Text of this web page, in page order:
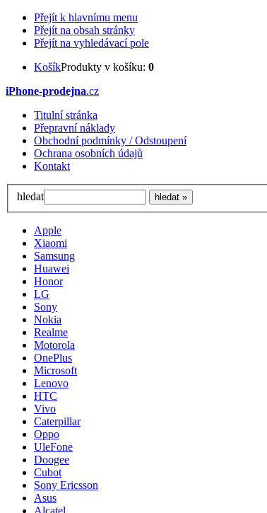
Přejít k hlavnímu menu
Přejít na obsah stránky
Přejít na vyhledávací pole
KošíkProdukty v košíku: 0
iPhone-prodejna.cz
Titulní stránka
Přepravní náklady
Obchodní podmínky / Odstoupení
Ochrana osobních údajů
Kontakt
hledat
Apple
Xiaomi
Samsung
Huawei
Honor
LG
Sony
Nokia
Realme
Motorola
OnePlus
Microsoft
Lenovo
HTC
Vivo
Caterpillar
Oppo
UleFone
Doogee
Cubot
Sony Ericsson
Asus
Alcatel